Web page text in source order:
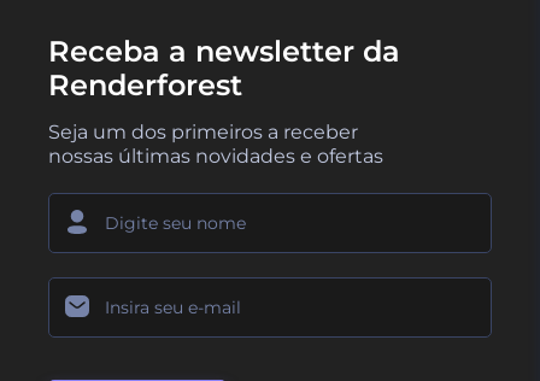
Receba a newsletter da
Renderforest
Seja um dos primeiros a receber
nossas últimas novidades e ofertas